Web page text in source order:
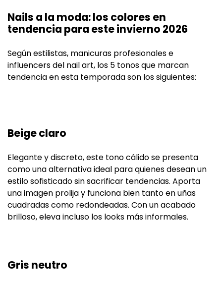
Nails a la moda: los colores en
tendencia para este invierno 2026
Según estilistas, manicuras profesionales e
influencers del nail art, los 5 tonos que marcan
tendencia en esta temporada son los siguientes:
Beige claro
Elegante y discreto, este tono cálido se presenta
como una alternativa ideal para quienes desean un
estilo sofisticado sin sacrificar tendencias. Aporta
una imagen prolija y funciona bien tanto en uñas
cuadradas como redondeadas. Con un acabado
brilloso, eleva incluso los looks más informales.
Gris neutro